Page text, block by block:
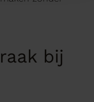
bij